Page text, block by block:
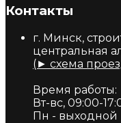
Контакты
г. Минск,
центральная
(► схема
Время работы:
Вт-вс, 09:00-
Пн - выходной